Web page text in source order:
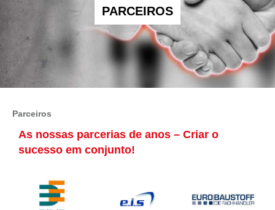
PARCEIROS
Parceiros
As nossas parcerias de anos – Criar o
sucesso em conjunto!